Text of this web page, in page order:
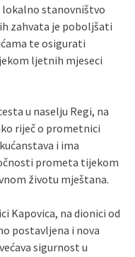
stanovništvo
zahvata je poboljšati
te osigurati
ljetnih mjeseci
u naselju Regi, na
riječ o prometnici
i ima
prometa tijekom
životu mještana.
Kapovica, na dionici od
postavljena i nova
sigurnost u